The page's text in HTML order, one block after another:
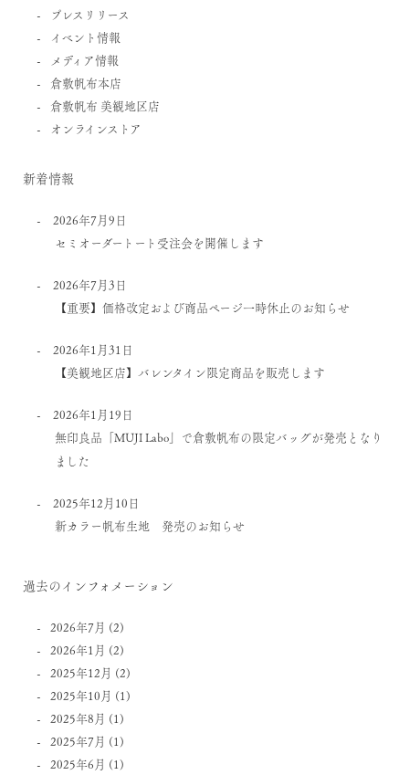
プレスリリース
イベント情報
メディア情報
倉敷帆布本店
倉敷帆布 美観地区店
オンラインストア
新着情報
2026年7月9日
セミオーダートート受注会を開催します
2026年7月3日
【重要】価格改定および商品ページ一時休止のお知らせ
2026年1月31日
【美観地区店】バレンタイン限定商品を販売します
2026年1月19日
無印良品「MUJI Labo」で倉敷帆布の限定バッグが発売となり
ました
2025年12月10日
新カラー帆布生地 発売のお知らせ
過去のインフォメーション
2026年7月 (2)
2026年1月 (2)
2025年12月 (2)
2025年10月 (1)
2025年8月 (1)
2025年7月 (1)
2025年6月 (1)